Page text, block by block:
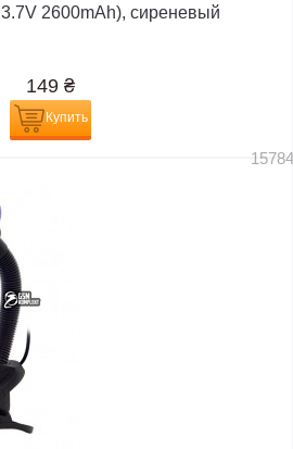
3.7V 2600mAh), сиреневый
149 ₴
Купить